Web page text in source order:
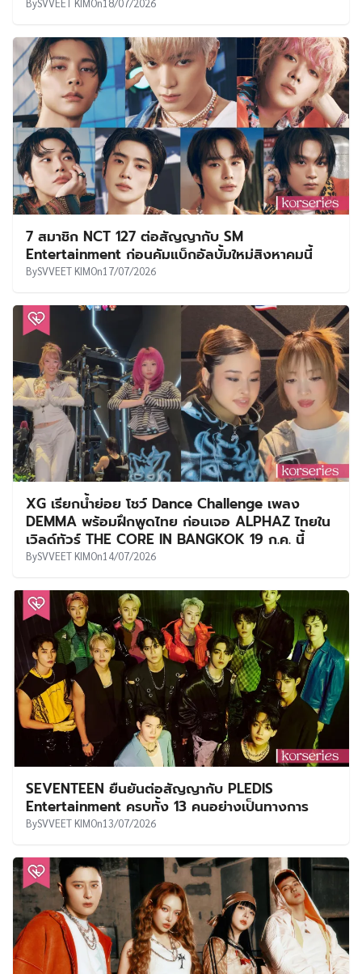
BySVVEET KIMOn18/07/2026
7 สมาชิก NCT 127 ต่อสัญญากับ SM
Entertainment ก่อนคัมแบ็กอัลบั้มใหม่สิงหาคมนี้
BySVVEET KIMOn17/07/2026
XG เรียกน้ำย่อย โชว์ Dance Challenge เพลง
DEMMA พร้อมฝึกพูดไทย ก่อนเจอ ALPHAZ ไทยใน
เวิลด์ทัวร์ THE CORE IN BANGKOK 19 ก.ค. นี้
BySVVEET KIMOn14/07/2026
SEVENTEEN ยืนยันต่อสัญญากับ PLEDIS
Entertainment ครบทั้ง 13 คนอย่างเป็นทางการ
BySVVEET KIMOn13/07/2026